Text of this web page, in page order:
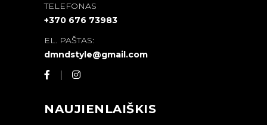
TELEFONAS
+370 676 73983
EL. PAŠTAS:
dmndstyle@gmail.com
NAUJIENLAIŠKIS